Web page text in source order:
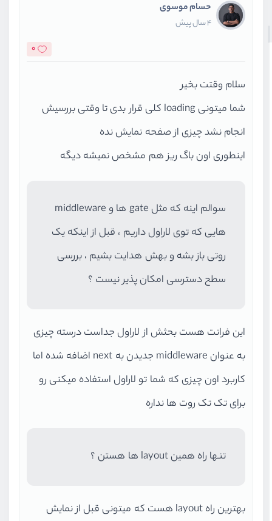
حسام موسوی
4 سال پیش
0
سلام وقتت بخیر
شما میتونی loading کلی قرار بدی تا وقتی بررسیش
انجام نشد چیزی از صفحه نمایش نده
اینطوری اون باگ ریز هم مشخص نمیشه دیگه
سوالم اینه که مثل gate ها و middleware
هایی که توی لاراول داریم ، قبل از اینکه یک
روتی باز بشه و بهش هدایت بشیم ، بررسی
سطح دسترسی امکان پذیر نیست ؟
این فرانت هست بحثش از لاراول جداست درسته چیزی
به عنوان middleware جدیدن به next اضافه شده اما
کاربرد اون چیزی که شما تو لاراول استفاده میکنی رو
برای تک تک روت ها نداره
‌تنها راه همین layout ها هستن ؟
بهترین راه layout هست که میتونی قبل از نمایش